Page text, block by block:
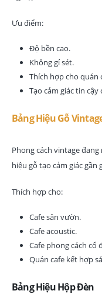
Ưu điểm:
Độ bền cao.
Không gỉ sét.
Thích hợp cho quán
Tạo cảm giác tin cậy
Bảng Hiệu Gỗ
Phong cách vintage
hiệu gỗ tạo cảm giác gần
Thích hợp cho:
Cafe sân vườn.
Cafe acoustic.
Cafe phong cách cổ
Quán cafe kết hợp
Bảng Hiệu Hộp Đèn